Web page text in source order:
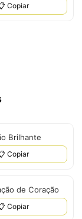
Copiar
Brilhante
Copiar
de Coração
Copiar